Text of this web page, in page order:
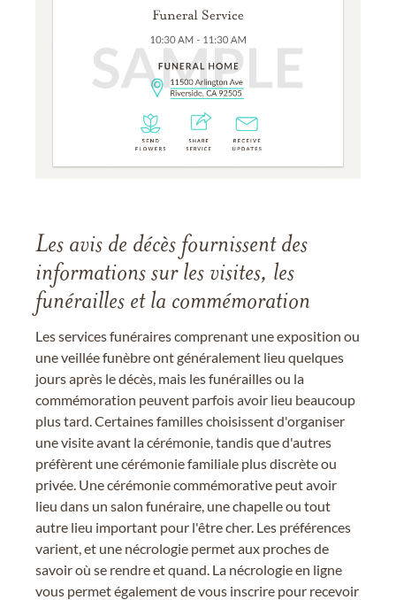
Les avis de décès fournissent des
informations sur les visites, les
funérailles et la commémoration
Les services funéraires comprenant une exposition ou
une veillée funèbre ont généralement lieu quelques
jours après le décès, mais les funérailles ou la
commémoration peuvent parfois avoir lieu beaucoup
plus tard. Certaines familles choisissent d'organiser
une visite avant la cérémonie, tandis que d'autres
préfèrent une cérémonie familiale plus discrète ou
privée. Une cérémonie commémorative peut avoir
lieu dans un salon funéraire, une chapelle ou tout
autre lieu important pour l'être cher. Les préférences
varient, et une nécrologie permet aux proches de
savoir où se rendre et quand. La nécrologie en ligne
vous permet également de vous inscrire pour recevoir